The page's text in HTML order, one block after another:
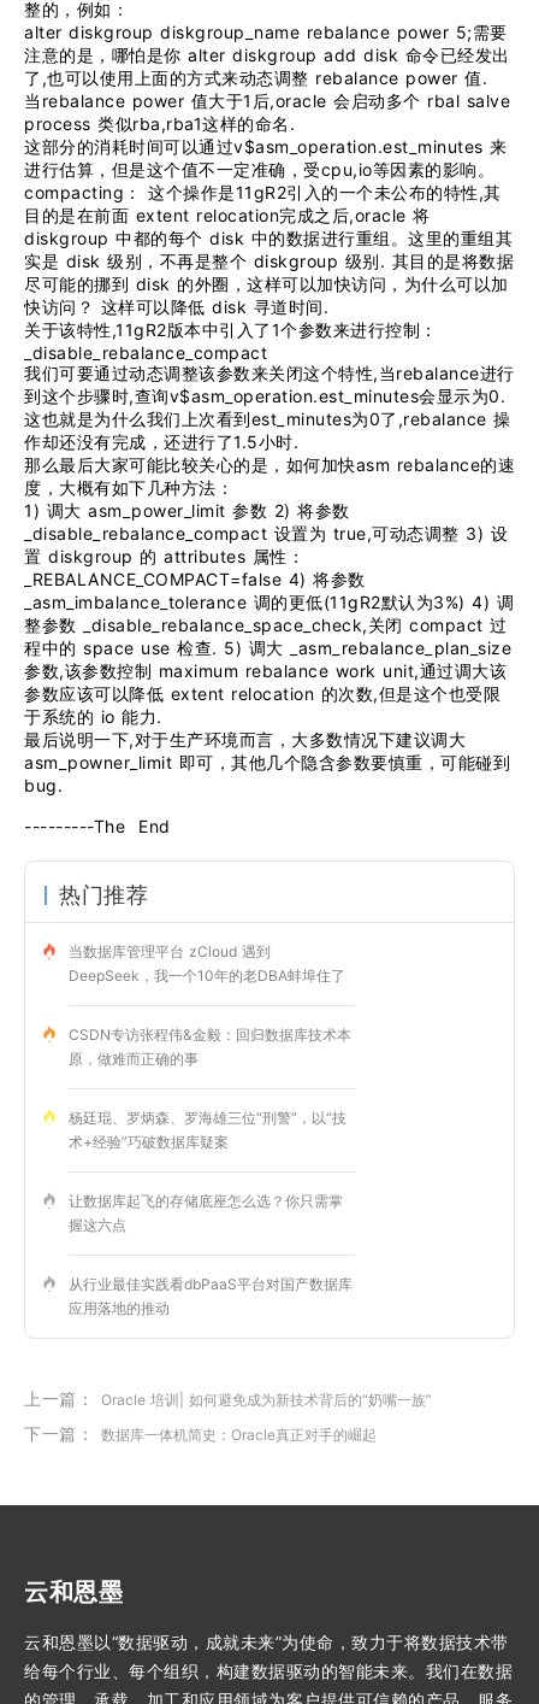
整的，例如：
alter diskgroup diskgroup_name rebalance power 5; 需要
注意的是，哪怕是你 alter diskgroup add disk 命令已经发出
了 ,也可以使用上面的方式来动态调整 rebalance power 值 .
当 rebalance power 值大于1 后,oracle 会启动多个 rbal salve
process 类似rba,rba1这样的命名 .
这部分的消耗时间可以通过v$asm_operation.est_minutes 来
进行估算，但是这个值不一定准确，受cpu,io等因素的影响。
compacting ： 这个操作是11gR2引入的一个未公布的特性 ,其
目的是在前面 extent relocation完成之后,oracle 将
diskgroup 中都的每个 disk 中的数据进行重组。这里的重组其
实是 disk 级别，不再是整个 diskgroup 级别 . 其目的是将数据
尽可能的挪到 disk 的外圈，这样可以加快访问，为什么可以加
快访问？ 这样可以降低 disk 寻道时间 .
关于该特性 ,11gR2版本中引入了 1个参数来进行控制：
_disable_rebalance_compact
我们可要通过动态调整该参数来关闭这个特性, 当 rebalance进行
到这个步骤时,查询v$asm_operation.est_minutes会显示为0.
这也就是为什么我们上次看到 est_minutes为0了 ,rebalance 操
作却还没有完成，还进行了1.5小时.
那么最后大家可能比较关心的是，如何加快asm rebalance的速
度，大概有如下几种方法：
1) 调大 asm_power_limit 参数 2) 将参数
_disable_rebalance_compact 设置为 true,可动态调整 3) 设
置 diskgroup 的 attributes 属性：
_REBALANCE_COMPACT=false 4) 将参数
_asm_imbalance_tolerance 调的更低(11gR2默认为3%) 4) 调
整参数
_disable_rebalance_space_check, 关闭 compact 过
程中的 space use 检查. 5) 调大 _asm_rebalance_plan_size
参数,该参数控制 maximum rebalance work unit,通过调大该
参数应该可以降低 extent relocation 的次数,但是这个也受限
于系统的 io 能力 .
最后说明一下,对于生产环境而言，大多数情况下建议调大
asm_powner_limit 即可，其他几个隐含参数要慎重，可能碰到
bug.
---------The End
热门推荐
当数据库管理平台 zCloud 遇到
DeepSeek，我一个10年的老DBA蚌埠住了
CSDN专访张程伟&金毅：回归数据库技术本
原，做难而正确的事
杨廷琨、罗炳森、罗海雄三位“刑警”，以“技
术+经验”巧破数据库疑案
让数据库起飞的存储底座怎么选？你只需掌
握这六点
从行业最佳实践看dbPaaS平台对国产数据库
应用落地的推动
上一篇： Oracle 培训| 如何避免成为新技术背后的“奶嘴一族”
下一篇： 数据库一体机简史：Oracle真正对手的崛起
云和恩墨
云和恩墨以“数据驱动，成就未来”为使命，致力于将数据技术带
给每个行业、每个组织，构建数据驱动的智能未来。我们在数据